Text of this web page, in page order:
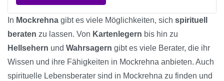
In Mockrehna gibt es viele Möglichkeiten, sich spirituell
beraten zu lassen. Von Kartenlegern bis hin zu
Hellsehern und Wahrsagern gibt es viele Berater, die ihr
Wissen und ihre Fähigkeiten in Mockrehna anbieten. Auch
spirituelle Lebensberater sind in Mockrehna zu finden und